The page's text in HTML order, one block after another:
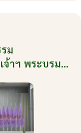
ม
จ้าฯ พระบรม
ะชนมพรรษา
ณ ศาลา
2569